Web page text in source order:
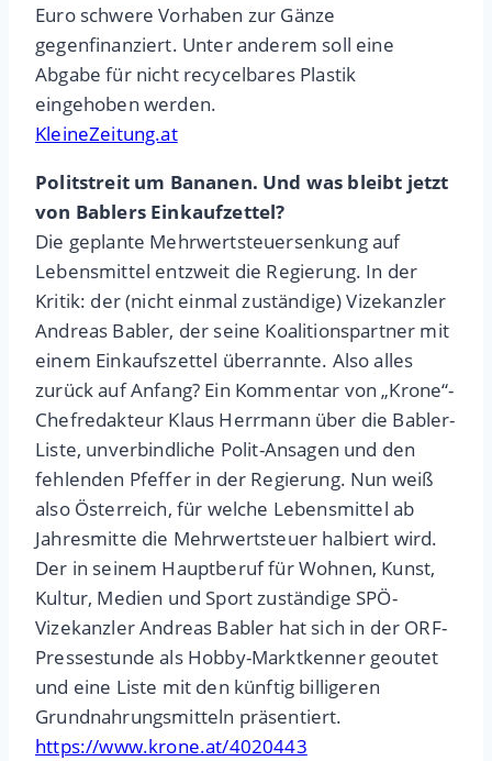
Euro schwere Vorhaben zur Gänze
gegenfinanziert. Unter anderem soll eine
Abgabe für nicht recycelbares Plastik
eingehoben werden.
KleineZeitung.at
Politstreit um Bananen. Und was bleibt jetzt
von Bablers Einkaufzettel?
Die geplante Mehrwertsteuersenkung auf
Lebensmittel entzweit die Regierung. In der
Kritik: der (nicht einmal zuständige) Vizekanzler
Andreas Babler, der seine Koalitionspartner mit
einem Einkaufszettel überrannte. Also alles
zurück auf Anfang? Ein Kommentar von „Krone“-
Chefredakteur Klaus Herrmann über die Babler-
Liste, unverbindliche Polit-Ansagen und den
fehlenden Pfeffer in der Regierung. Nun weiß
also Österreich, für welche Lebensmittel ab
Jahresmitte die Mehrwertsteuer halbiert wird.
Der in seinem Hauptberuf für Wohnen, Kunst,
Kultur, Medien und Sport zuständige SPÖ-
Vizekanzler Andreas Babler hat sich in der ORF-
Pressestunde als Hobby-Marktkenner geoutet
und eine Liste mit den künftig billigeren
Grundnahrungsmitteln präsentiert.
https://www.krone.at/4020443